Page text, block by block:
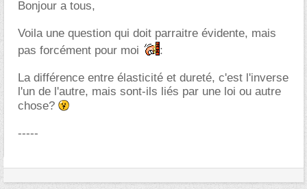
Bonjour a tous,
Voila une question qui doit parraitre évidente, mais
pas forcément pour moi
:
La différence entre élasticité et dureté, c'est l'inverse
l'un de l'autre, mais sont-ils liés par une loi ou autre
chose?
-----